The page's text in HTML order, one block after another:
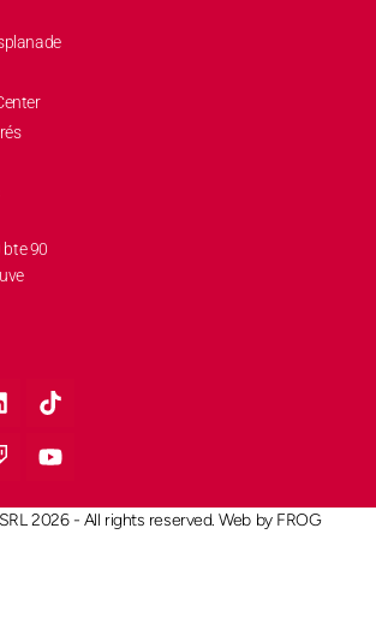
bte 90
2026 - All rights reserved. Web by FROG